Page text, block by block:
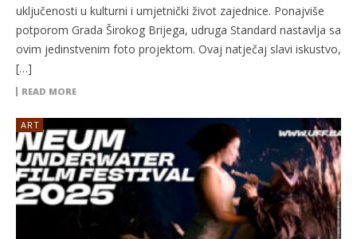
uključenosti u kulturni i umjetnički život zajednice. Ponajviše
potporom Grada Širokog Brijega, udruga Standard nastavlja sa
ovim jedinstvenim foto projektom. Ovaj natječaj slavi iskustvo,
[…]
READ MORE
ART